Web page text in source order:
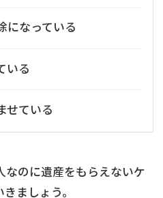
になっている
いる
せている
のに遺産をもらえないケ
ましょう。